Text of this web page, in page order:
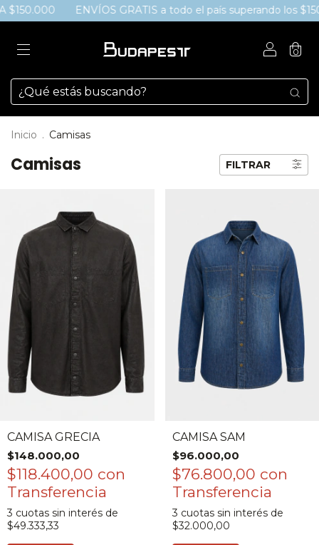
ENVÍOS GRATIS a todo el país superando los $150.000 - 3
0
Inicio . Camisas
Camisas FILTRAR
CAMISA GRECIA
$148.000,00
$118.400,00 con
3 cuotas sin interés de
$49.333,33
CAMISA SAM
$96.000,00
$76.800,00 con
3 cuotas sin interés de
$32.000,00